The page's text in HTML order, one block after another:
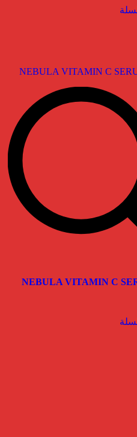
NEBULA VITAMIN C